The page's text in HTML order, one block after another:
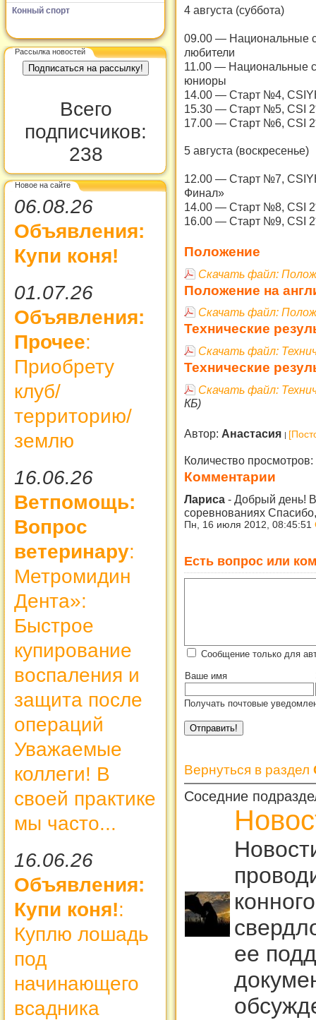
Конный спорт
Рассылка новостей
Всего
подписчиков:
238
Новое на сайте
06.08.26
Объявления:
Купи коня!
01.07.26
Объявления:
Прочее:
Приобрету
клуб/
территорию/
землю
16.06.26
Ветпомощь:
Вопрос
ветеринару:
Метромидин
Дента»:
Быстрое
купирование
воспаления и
защита после
операций
Уважаемые
коллеги! В
своей практике
мы часто...
16.06.26
Объявления:
Купи коня!:
Куплю лошадь
под
начинающего
всадника
4 августа (суббота)
09.00 — Национальные
любители
11.00 — Национальные
юниоры
14.00 — Старт №4,
15.30 — Старт №5, CSI
17.00 — Старт №6, CSI
5 августа (воскресенье)
12.00 — Старт №7,
Финал»
14.00 — Старт №8, CSI
16.00 — Старт №9, CSI
Положение
Скачать файл:
Положение на
Скачать файл:
Технические
Скачать файл:
Технические
Скачать файл:
КБ)
Автор: Анастасия
Количество просмотров:
Комментарии
Лариса - Добрый день!
соревнованиях
Пн, 16 июля 2012, 08:45:51
Есть вопрос или
Сообщение только для
Ваше имя
Получать почтовые
Вернуться в раздел
Соседние
ее